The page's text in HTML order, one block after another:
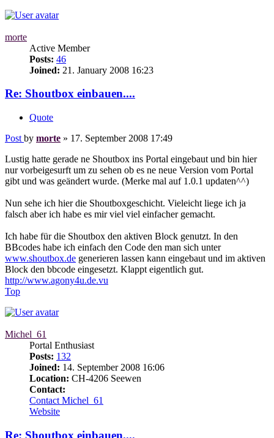
morte
Active Member
Posts: 46
Joined: 21. January 2008 16:23
Re: Shoutbox einbauen....
Quote
Post by morte » 17. September 2008 17:49
Lustig hatte gerade ne Shoutbox ins Portal eingebaut und bin hier
nur vorbeigesurft um zu sehen ob es ne neue Version vom Portal
gibt und was geändert wurde. (Merke mal auf 1.0.1 updaten^^)
Nun sehe ich hier die Shoutboxgeschicht. Vieleicht liege ich ja
falsch aber ich habe es mir viel viel einfacher gemacht.
Ich habe für die Shoutbox den aktiven Block genutzt. In den
BBcodes habe ich einfach den Code den man sich unter
www.shoutbox.de generieren lassen kann eingebaut und im aktiven
Block den bbcode eingesetzt. Klappt eigentlich gut.
http://www.agony4u.de.vu
Top
Michel_61
Portal Enthusiast
Posts: 132
Joined: 14. September 2008 16:06
Location: CH-4206 Seewen
Contact:
Contact Michel_61
Website
Re: Shoutbox einbauen....